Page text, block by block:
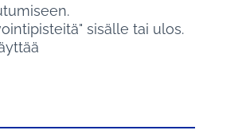
sisälle tai ulos.